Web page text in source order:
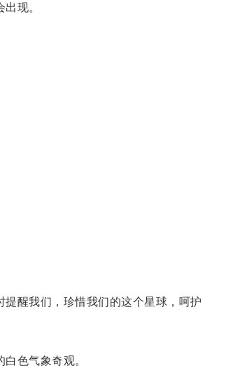
现。
醒我们，珍惜我们的这个星球，呵护
色气象奇观。